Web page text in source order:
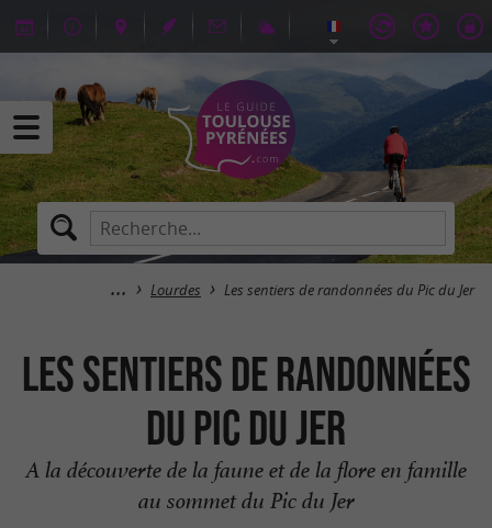
Lourdes Les sentiers de randonnées du Pic du Jer
Les sentiers de randonnées
du Pic du Jer
A la découverte de la faune et de la flore en famille
au sommet du Pic du Jer